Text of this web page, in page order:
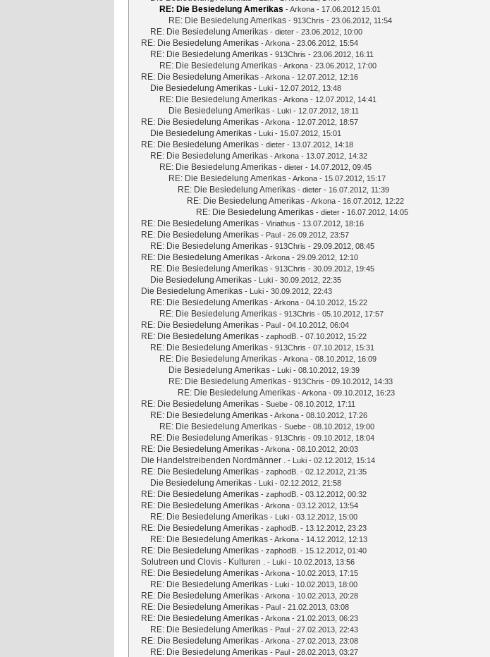
RE: Die Besiedelung Amerikas -Arkona - 17.06.2012 15:01
RE: Die Besiedelung Amerikas - 913Chris - 23.06.2012, 11:54
RE: Die Besiedelung Amerikas - dieter - 23.06.2012, 10:00
RE: Die Besiedelung Amerikas -Arkona - 23.06.2012, 15:54
RE: Die Besiedelung Amerikas - 913Chris - 23.06.2012, 16:11
RE: Die Besiedelung Amerikas -Arkona - 23.06.2012, 17:00
RE: Die Besiedelung Amerikas -Arkona - 12.07.2012, 12:16
Die Besiedelung Amerikas - Luki - 12.07.2012, 13:48
RE: Die Besiedelung Amerikas -Arkona - 12.07.2012, 14:41
Die Besiedelung Amerikas - Luki - 12.07.2012, 18:11
RE: Die Besiedelung Amerikas -Arkona - 12.07.2012, 18:57
Die Besiedelung Amerikas - Luki - 15.07.2012, 15:01
RE: Die Besiedelung Amerikas - dieter - 13.07.2012, 14:18
RE: Die Besiedelung Amerikas -Arkona - 13.07.2012, 14:32
RE: Die Besiedelung Amerikas - dieter - 14.07.2012, 09:45
RE: Die Besiedelung Amerikas -Arkona - 15.07.2012, 15:17
RE: Die Besiedelung Amerikas - dieter - 16.07.2012, 11:39
RE: Die Besiedelung Amerikas -Arkona - 16.07.2012, 12:22
RE: Die Besiedelung Amerikas - dieter - 16.07.2012, 14:05
RE: Die Besiedelung Amerikas - Viriathus - 13.07.2012, 18:16
RE: Die Besiedelung Amerikas - Paul - 26.09.2012, 23:57
RE: Die Besiedelung Amerikas - 913Chris - 29.09.2012, 08:45
RE: Die Besiedelung Amerikas -Arkona - 29.09.2012, 12:10
RE: Die Besiedelung Amerikas - 913Chris - 30.09.2012, 19:45
Die Besiedelung Amerikas - Luki - 30.09.2012, 22:35
Die Besiedelung Amerikas - Luki - 30.09.2012, 22:43
RE: Die Besiedelung Amerikas -Arkona - 04.10.2012, 15:22
RE: Die Besiedelung Amerikas - 913Chris - 05.10.2012, 17:57
RE: Die Besiedelung Amerikas - Paul - 04.10.2012, 06:04
RE: Die Besiedelung Amerikas - zaphodB. - 07.10.2012, 15:22
RE: Die Besiedelung Amerikas - 913Chris - 07.10.2012, 15:31
RE: Die Besiedelung Amerikas -Arkona - 08.10.2012, 16:09
Die Besiedelung Amerikas - Luki - 08.10.2012, 19:39
RE: Die Besiedelung Amerikas - 913Chris - 09.10.2012, 14:33
RE: Die Besiedelung Amerikas -Arkona - 09.10.2012, 16:23
RE: Die Besiedelung Amerikas - Suebe - 08.10.2012, 17:11
RE: Die Besiedelung Amerikas -Arkona - 08.10.2012, 17:26
RE: Die Besiedelung Amerikas - Suebe - 08.10.2012, 19:00
RE: Die Besiedelung Amerikas - 913Chris - 09.10.2012, 18:04
RE: Die Besiedelung Amerikas -Arkona - 08.10.2012, 20:03
Die Handelstreibenden Nordmänner . - Luki - 02.12.2012, 15:14
RE: Die Besiedelung Amerikas - zaphodB. - 02.12.2012, 21:35
Die Besiedelung Amerikas - Luki - 02.12.2012, 21:58
RE: Die Besiedelung Amerikas - zaphodB. - 03.12.2012, 00:32
RE: Die Besiedelung Amerikas -Arkona - 03.12.2012, 13:54
RE: Die Besiedelung Amerikas - Luki - 03.12.2012, 15:00
RE: Die Besiedelung Amerikas - zaphodB. - 13.12.2012, 23:23
RE: Die Besiedelung Amerikas -Arkona - 14.12.2012, 12:13
RE: Die Besiedelung Amerikas - zaphodB. - 15.12.2012, 01:40
Solutreen und Clovis - Kulturen . - Luki - 10.02.2013, 13:56
RE: Die Besiedelung Amerikas -Arkona - 10.02.2013, 17:15
RE: Die Besiedelung Amerikas - Luki - 10.02.2013, 18:00
RE: Die Besiedelung Amerikas -Arkona - 10.02.2013, 20:28
RE: Die Besiedelung Amerikas - Paul - 21.02.2013, 03:08
RE: Die Besiedelung Amerikas -Arkona - 21.02.2013, 06:23
RE: Die Besiedelung Amerikas - Paul - 27.02.2013, 22:43
RE: Die Besiedelung Amerikas -Arkona - 27.02.2013, 23:08
RE: Die Besiedelung Amerikas - Paul - 28.02.2013, 03:27